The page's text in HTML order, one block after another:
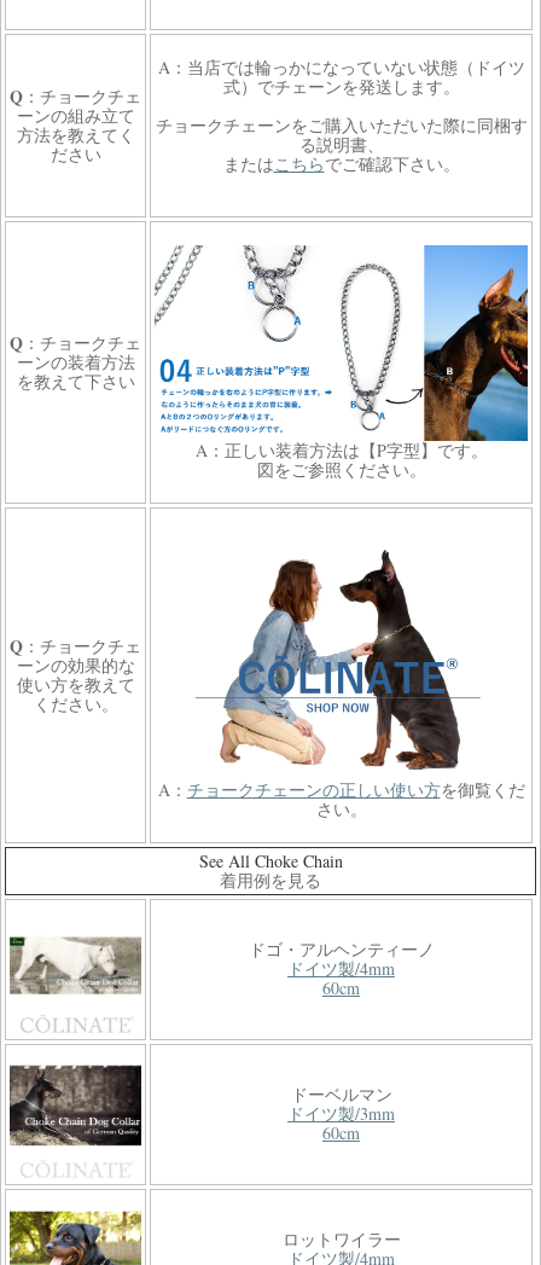
Q ：チョークチェ
ーンの組み立て
方法を教えてく
ださい
A：当店では輪っかになっていない状態（ドイツ
式）でチェーンを発送します。
チョークチェーンをご購入いただいた際に同梱す
る説明書、
またはこちらでご確認下さい。
Q ：チョークチェ
ーンの装着方法
を教えて下さい
A：正しい装着方法は【P字型】です。
図をご参照ください。
Q ：チョークチェ
ーンの効果的な
使い方を教えて
ください。
A： チョークチェーンの正しい使い方を御覧くだ
さい。
See All Choke Chain
着用例を見る
ドゴ・アルヘンティーノ
ドイツ製/4mm
60cm
ドーベルマン
ドイツ製/3mm
60cm
ロットワイラー
ドイツ製/4mm